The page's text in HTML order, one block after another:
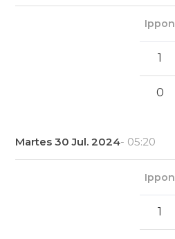
Ippon
1
0
Martes 30 Jul. 2024- 05:20
Ippon
1